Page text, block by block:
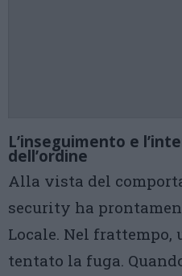
L’inseguimento e
dell’ordine
Alla vista del
security ha
Locale. Nel frattempo,
tentato la fuga.